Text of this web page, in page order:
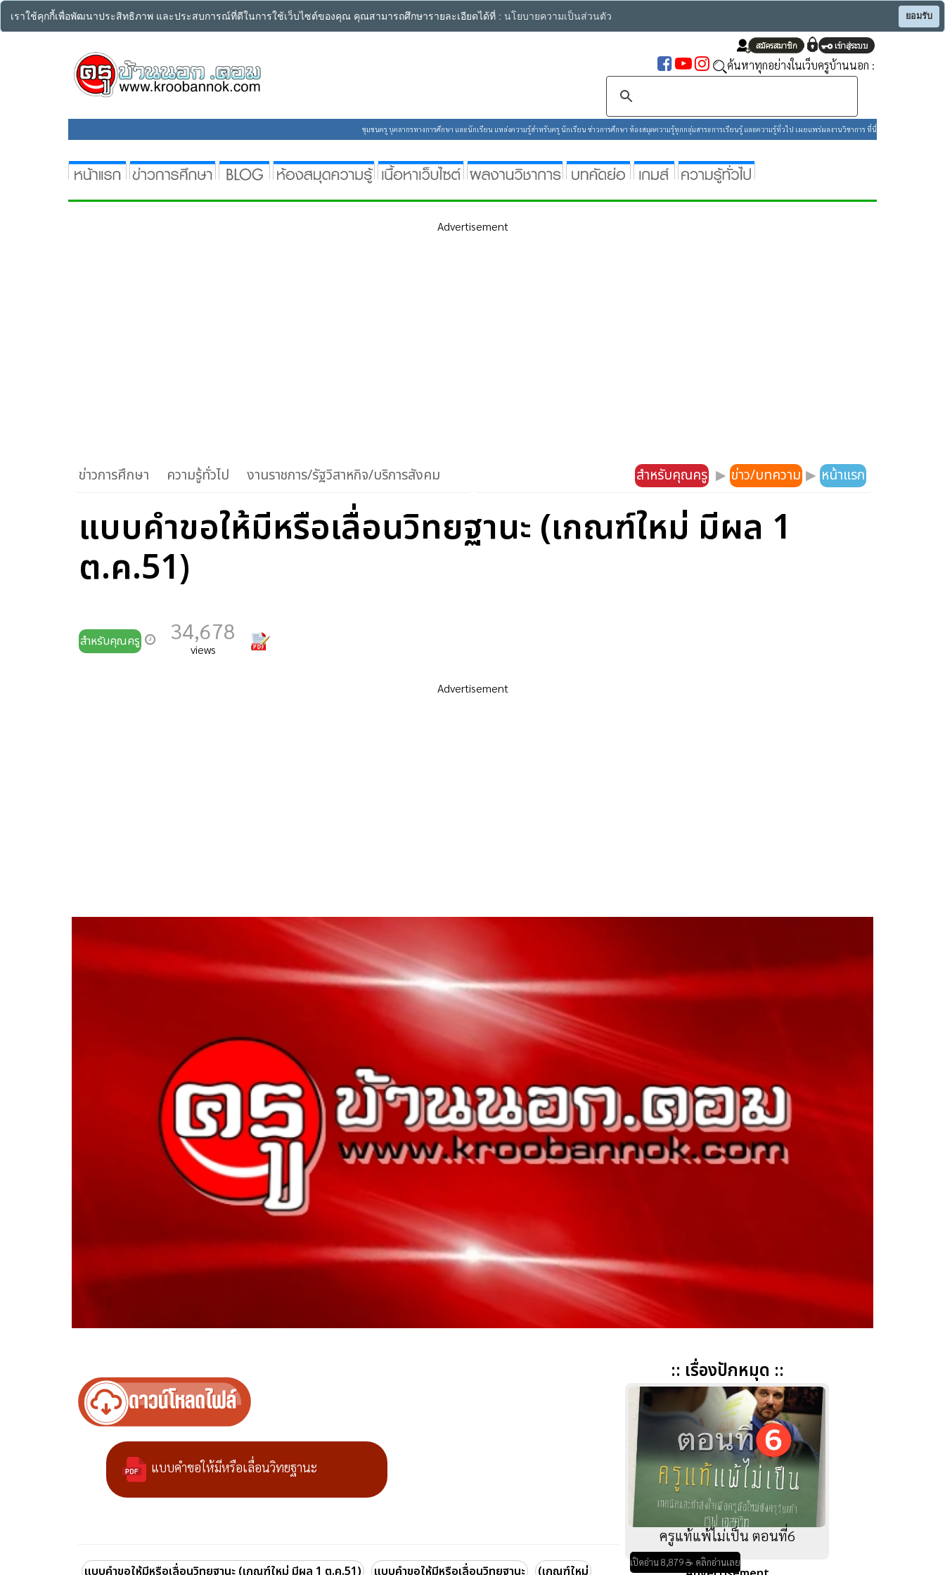
เราใช้คุกกี้เพื่อพัฒนาประสิทธิภาพ และประสบการณ์ที่ดีในการใช้เว็บไซต์ของคุณ คุณสามารถศึกษารายละเอียดได้ที่ : นโยบายความเป็นส่วนตัว ยอมรับ
ค้นหาทุกอย่างในเว็บครูบ้านนอก :
ชุมชนครู บุคลากรทางการศึกษา และนักเรียน แหล่งความรู้สำหรับครู นักเรียน ข่าวการศึกษา ห้องสมุดความรู้ทุกกลุ่มสาระการเรียนรู้ และความรู้ทั่วไป เผยแพร่ผลงานวิชาการ ที่นี่
Advertisement
ข่าวการศึกษา ความรู้ทั่วไป งานราชการ/รัฐวิสาหกิจ/บริการสังคม สำหรับคุณครู ▶ ข่าว/บทความ ▶ หน้าแรก
แบบคำขอให้มีหรือเลื่อนวิทยฐานะ (เกณฑ์ใหม่ มีผล 1
ต.ค.51)
สำหรับคุณครู 34,678
views
Advertisement
แบบคำขอให้มีหรือเลื่อนวิทยฐานะ
แบบคำขอให้มีหรือเลื่อนวิทยฐานะ (เกณฑ์ใหม่ มีผล 1 ต.ค.51) แบบคำขอให้มีหรือเลื่อนวิทยฐานะ
(เกณฑ์ใหม่
:: เรื่องปักหมุด ::
ครูแท้แพ้ไม่เป็น ตอนที่6
เปิดอ่าน 8,879 ☕ คลิกอ่านเลย